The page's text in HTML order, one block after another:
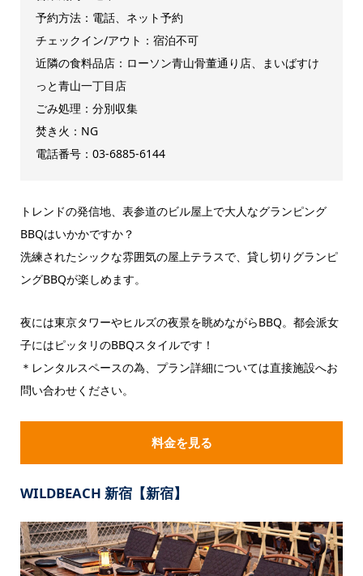
予約方法：電話、ネット予約
チェックイン/アウト：宿泊不可
近隣の食料品店：ローソン青山骨董通り店、まいばすけ
っと青山一丁目店
ごみ処理：分別収集
焚き火：NG
電話番号：03-6885-6144
トレンドの発信地、表参道のビル屋上で大人なグランピング
BBQはいかかですか？
洗練されたシックな雰囲気の屋上テラスで、貸し切りグランピ
ングBBQが楽しめます。
夜には東京タワーやヒルズの夜景を眺めながらBBQ。都会派女
子にはピッタリのBBQスタイルです！
＊レンタルスペースの為、プラン詳細については直接施設へお
問い合わせください。
料金を見る
WILDBEACH 新宿【新宿】